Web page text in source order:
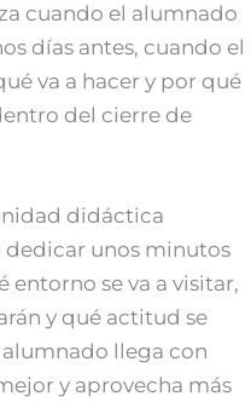
cuando el alumnado
días antes, cuando el
va a hacer y por qué
del cierre de
didáctica
dedicar unos minutos
entorno se va a visitar,
y qué actitud se
llega con
y aprovecha más